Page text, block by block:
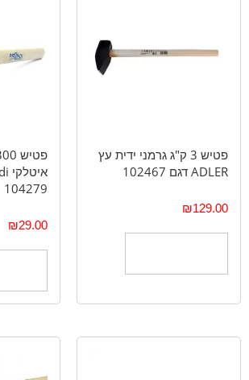
פטיש 3 ק"ג גרמני ידית עץ
ADLER דגם 102467
₪129.00
104279
₪29.00